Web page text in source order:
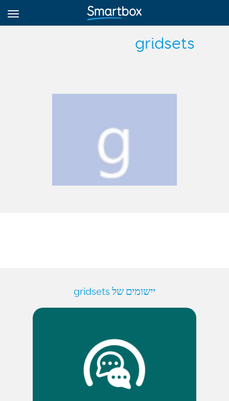
הירשם לאתר
gridsets
יישומים של gridsets